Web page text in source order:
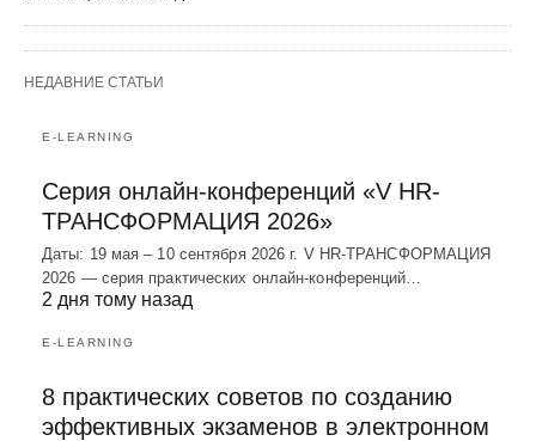
НЕДАВНИЕ СТАТЬИ
E-LEARNING
Серия онлайн-конференций «V HR-
ТРАНСФОРМАЦИЯ 2026»
Даты: 19 мая – 10 сентября 2026 г. V HR-ТРАНСФОРМАЦИЯ
2026 — серия практических онлайн-конференций…
2 дня тому назад
E-LEARNING
8 практических советов по созданию
эффективных экзаменов в электронном